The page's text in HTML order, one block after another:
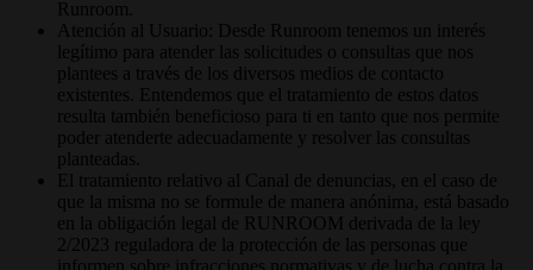
Runroom.
Atención al Usuario: Desde Runroom tenemos un interés
legítimo para atender las solicitudes o consultas que nos
plantees a través de los diversos medios de contacto
existentes. Entendemos que el tratamiento de estos datos
resulta también beneficioso para ti en tanto que nos permite
poder atenderte adecuadamente y resolver las consultas
planteadas.
El tratamiento relativo al Canal de denuncias, en el caso de
que la misma no se formule de manera anónima, está basado
en la obligación legal de RUNROOM derivada de la ley
2/2023 reguladora de la protección de las personas que
informen sobre infracciones normativas y de lucha contra la